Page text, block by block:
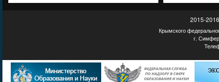
2015-
Крымского
г.